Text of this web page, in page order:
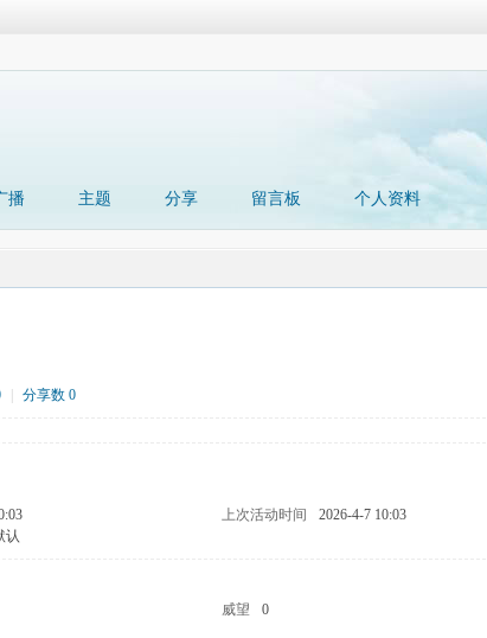
播 主题 分享 留言板 个人资料
分享数 0
上次活动时间
2026-4-7 10:03
认
威望
0